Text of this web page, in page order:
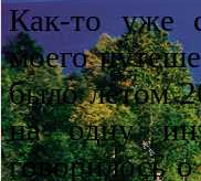
Как-то уже
моего
было летом
на одну
говорилось